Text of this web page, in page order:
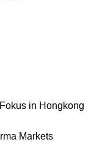
in Hongkong
Markets